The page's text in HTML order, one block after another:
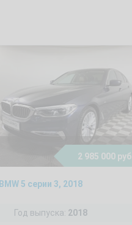
2 985 000 руб.
BMW 5 серии 3, 2018
Год выпуска: 2018